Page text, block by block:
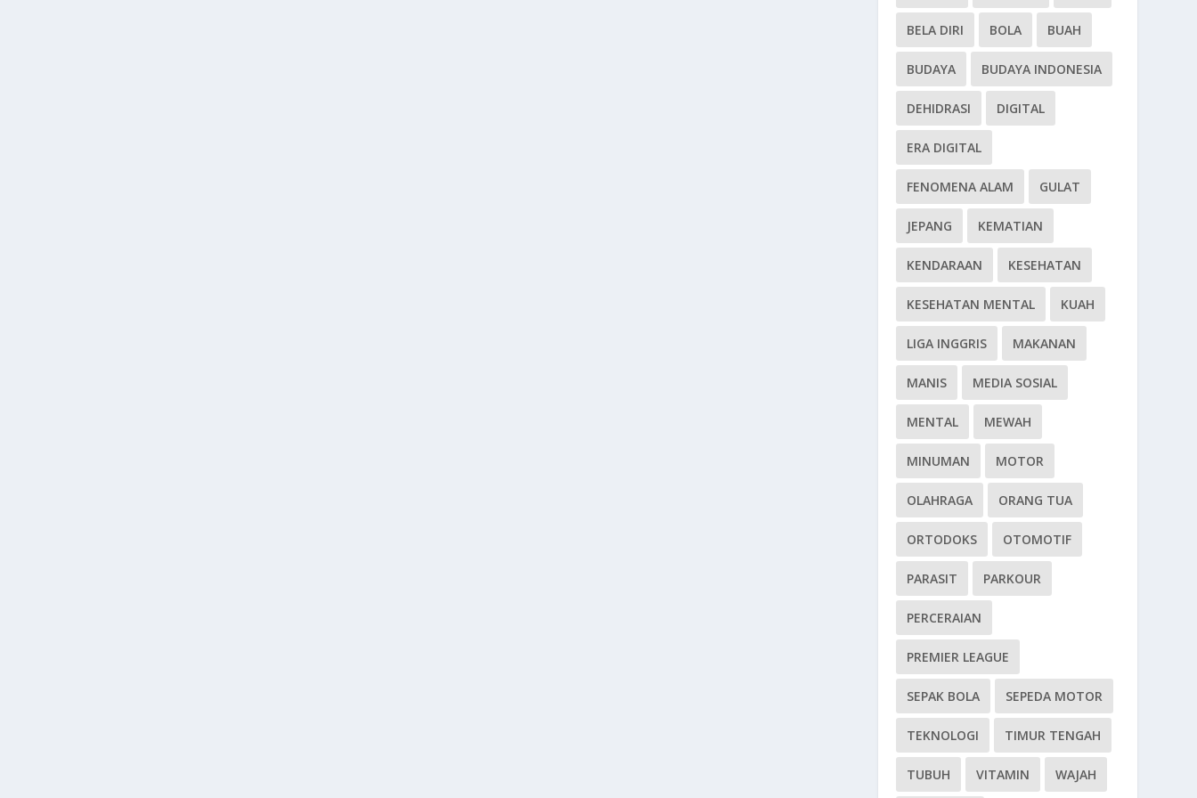
BELA DIRI BOLA BUAH
BUDAYA BUDAYA INDONESIA
DEHIDRASI DIGITAL
ERA DIGITAL
FENOMENA ALAM GULAT
JEPANG KEMATIAN
KENDARAAN KESEHATAN
KESEHATAN MENTAL KUAH
LIGA INGGRIS MAKANAN
MANIS MEDIA SOSIAL
MENTAL MEWAH
MINUMAN MOTOR
OLAHRAGA ORANG TUA
ORTODOKS OTOMOTIF
PARASIT PARKOUR
PERCERAIAN
PREMIER LEAGUE
SEPAK BOLA SEPEDA MOTOR
TEKNOLOGI TIMUR TENGAH
TUBUH VITAMIN WAJAH